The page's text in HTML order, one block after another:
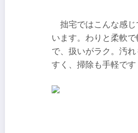
拙宅ではこんな感じ
います。わりと柔軟
で、扱いがラク。汚
すく、掃除も手軽です